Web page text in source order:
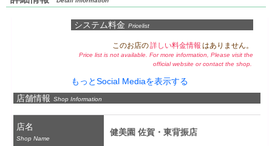
システム料金 Pricelist
このお店の詳しい料金情報 はありません。
Price list is not available. For more information, Please visit the
official website or contact the shop.
もっとSocial Mediaを表示する
店舗情報 Shop Information
店名
Shop Name
健美園 佐賀・東背振店